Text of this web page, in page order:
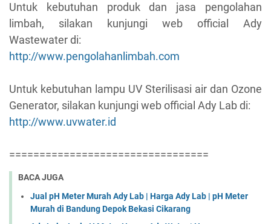
Untuk kebutuhan produk dan jasa pengolahan
limbah, silakan kunjungi web official Ady
Wastewater di:
http://www.pengolahanlimbah.com
Untuk kebutuhan lampu UV Sterilisasi air dan Ozone
Generator, silakan kunjungi web official Ady Lab di:
http://www.uvwater.id
=================================
BACA JUGA
Jual pH Meter Murah Ady Lab | Harga Ady Lab | pH Meter
Murah di Bandung Depok Bekasi Cikarang